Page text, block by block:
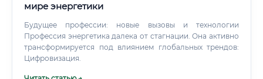
мире энергетики
Будущее профессии: новые вызовы и технологии
Профессия энергетика далека от стагнации. Она активно
трансформируется под влиянием глобальных трендов:
Цифровизация.